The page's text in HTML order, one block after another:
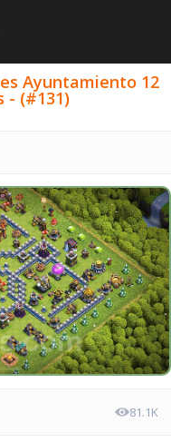
Ayuntamiento 12
- (#131)
81.1K